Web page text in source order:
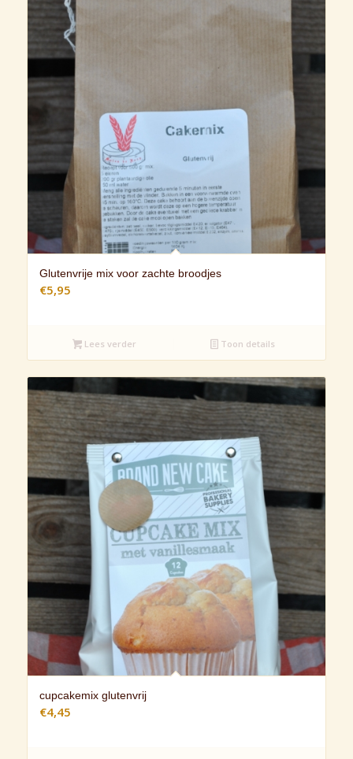
Glutenvrije mix voor zachte broodjes
€5,95
Lees verder Toon details
cupcakemix glutenvrij
€4,45